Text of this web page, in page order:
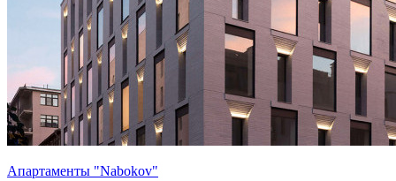
Апартаменты "Nabokov"